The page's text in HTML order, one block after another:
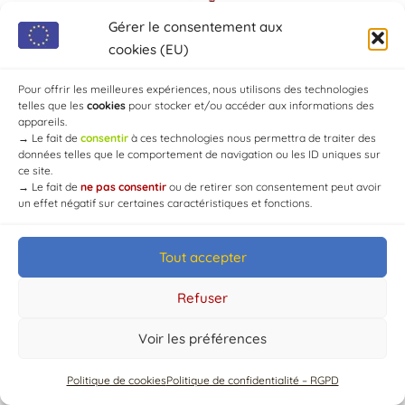
Gérer le consentement aux
cookies (EU)
Pour offrir les meilleures expériences, nous utilisons des technologies
telles que les cookies pour stocker et/ou accéder aux informations des
appareils.
→ Le fait de consentir à ces technologies nous permettra de traiter des
données telles que le comportement de navigation ou les ID uniques sur
ce site.
→ Le fait de ne pas consentir ou de retirer son consentement peut avoir
un effet négatif sur certaines caractéristiques et fonctions.
Tout accepter
Refuser
Voir les préférences
Politique de cookiesPolitique de confidentialité – RGPD
© Mairie de Chaource [2004-2024] | Tous droits réservés.
Developed by
WEB3-DESIGN